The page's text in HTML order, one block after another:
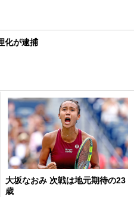
化が逮捕
大坂なおみ 次戦は地元期待の23
歳